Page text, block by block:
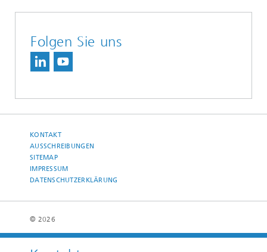
Folgen Sie uns
KONTAKT
AUSSCHREIBUNGEN
SITEMAP
IMPRESSUM
DATENSCHUTZERKLÄRUNG
© 2026